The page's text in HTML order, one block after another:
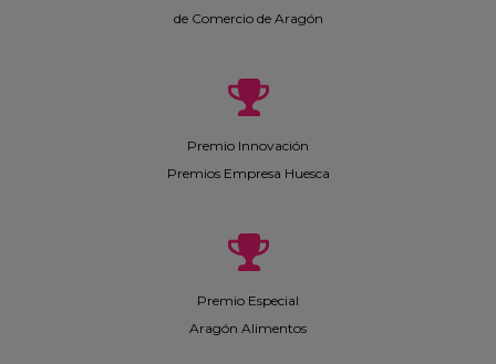
de Comercio de Aragón
Premio Innovación
Premios Empresa Huesca
Premio Especial
Aragón Alimentos